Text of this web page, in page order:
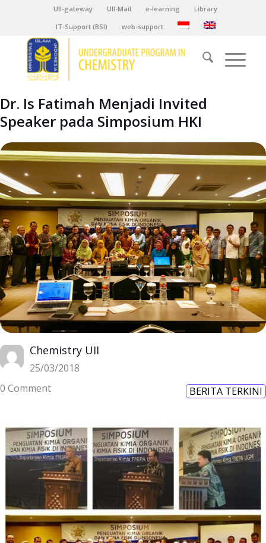
UII-gateway UII-Mail e-learning
Library
IT-Support (BSI)
web-support
Dr. Is Fatimah Menjadi Invited
Speaker pada Simposium HKI
Chemistry UII
25/03/2018
0 Comment
BERITA TERKINI